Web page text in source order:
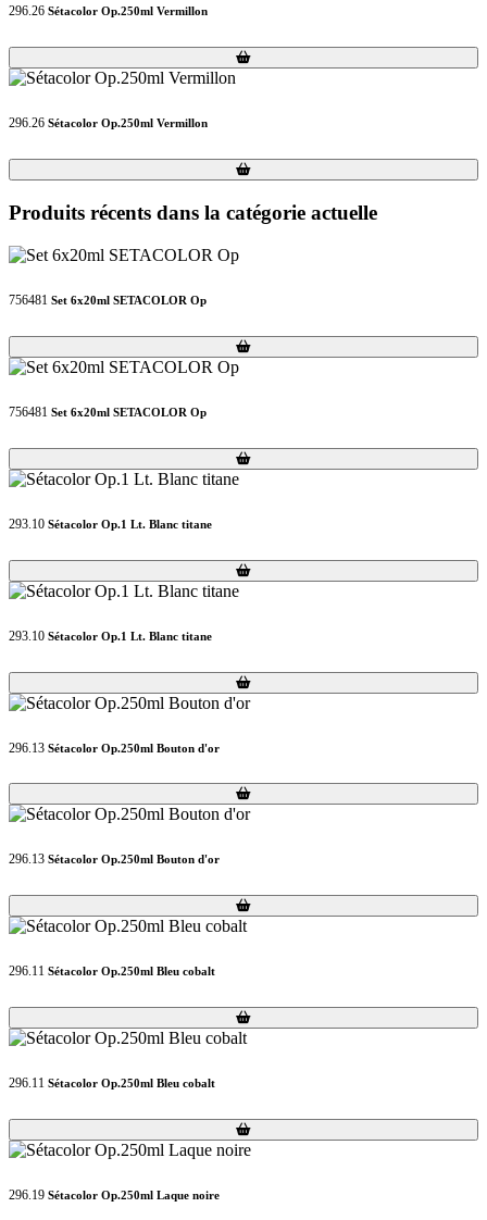
296.26 Sétacolor Op.250ml Vermillon
Loading...
Loading...
296.26 Sétacolor Op.250ml Vermillon
Loading...
Loading...
Produits récents dans la catégorie actuelle
756481 Set 6x20ml SETACOLOR Op
Loading...
Loading...
756481 Set 6x20ml SETACOLOR Op
Loading...
Loading...
293.10 Sétacolor Op.1 Lt. Blanc titane
Loading...
Loading...
293.10 Sétacolor Op.1 Lt. Blanc titane
Loading...
Loading...
296.13 Sétacolor Op.250ml Bouton d'or
Loading...
Loading...
296.13 Sétacolor Op.250ml Bouton d'or
Loading...
Loading...
296.11 Sétacolor Op.250ml Bleu cobalt
Loading...
Loading...
296.11 Sétacolor Op.250ml Bleu cobalt
Loading...
Loading...
296.19 Sétacolor Op.250ml Laque noire